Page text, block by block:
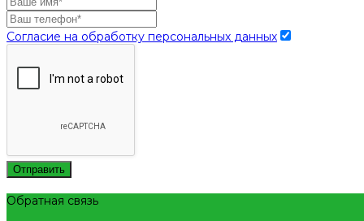
Согласие на обработку персональных данных
Отправить
Обратная связь